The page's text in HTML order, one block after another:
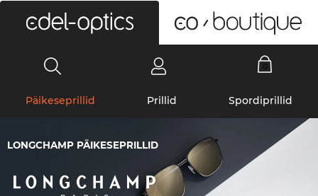
Päikeseprillid Prillid Spordiprillid
LONGCHAMP PÄIKESEPRILLID